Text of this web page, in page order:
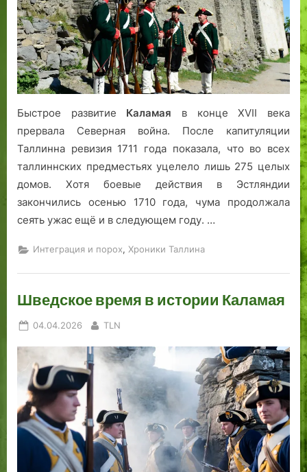
Быстрое развитие Каламая в конце XVII века
прервала Северная война. После капитуляции
Таллинна ревизия 1711 года показала, что во всех
таллиннских предместьях уцелело лишь 275 целых
домов. Хотя боевые действия в Эстляндии
закончились осенью 1710 года, чума продолжала
сеять ужас ещё и в следующем году. …
Интеграция и порох, Хроники Таллина
Шведское время в истории Каламая
Posted
04.04.2026 By
TLN